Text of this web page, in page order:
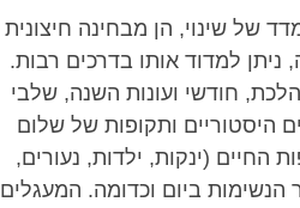
של שינוי, הן מבחינה חיצונית
ניתן למדוד אותו בדרכים רבות.
חודשי ועונות השנה, שלבי
היסטוריים ותקופות של שלום
החיים (ינקות, ילדות, נעורים,
הנשימות ביום וכדומה. המעגלים